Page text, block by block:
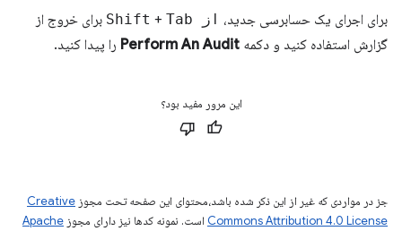
برای اجرای یک حسابرسی جدید، از Shift + Tab
برای خروج از
گزارش استفاده کنید و دکمه Perform An Audit را پیدا کنید.
این مرور مفید بود؟
جز در مواردی که غیر از این ذکر شده باشد،‌محتوای این صفحه تحت مجوز Creative
Commons Attribution 4.0 License است. نمونه کدها نیز دارای مجوز Apache